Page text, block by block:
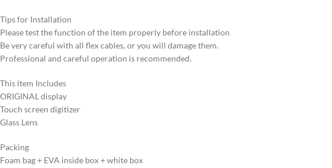
Tips for Installation
Please test the function of the item properly before installation
Be very careful with all flex cables, or you will damage them.
Professional and careful operation is recommended.
This ltem Includes
ORIGINAL display
Touch screen digitizer
Glass Lens
Packing
Foam bag + EVA inside box + white box